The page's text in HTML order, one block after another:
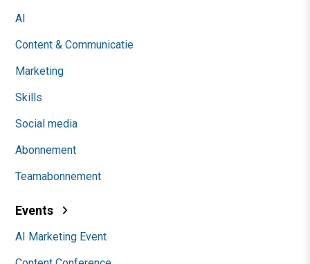
AI
Content & Communicatie
Marketing
Skills
Social media
Abonnement
Teamabonnement
Events
AI Marketing Event